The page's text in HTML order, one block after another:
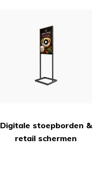
Digitale stoepborden &
retail schermen